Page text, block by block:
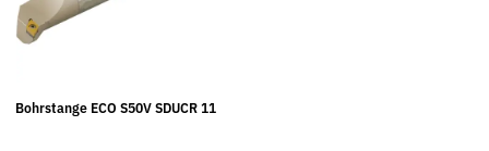
Bohrstange ECO S50V SDUCR 11